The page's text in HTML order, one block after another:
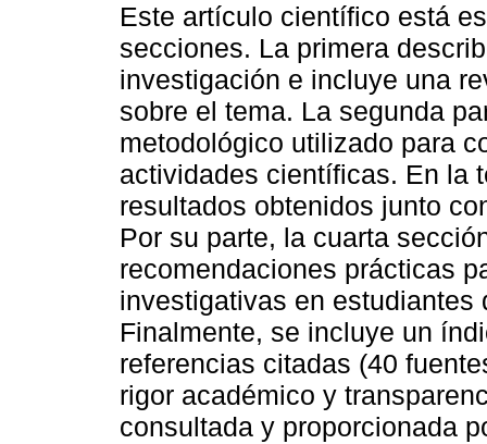
Este artículo científico está
secciones. La primera
investigación e incluye una
sobre el tema. La segunda
metodológico utilizado para
actividades científicas. En la
resultados obtenidos junto
Por su parte, la cuarta
recomendaciones prácticas
investigativas en
Finalmente, se incluye un
referencias citadas (40
rigor académico y
consultada y proporcionada